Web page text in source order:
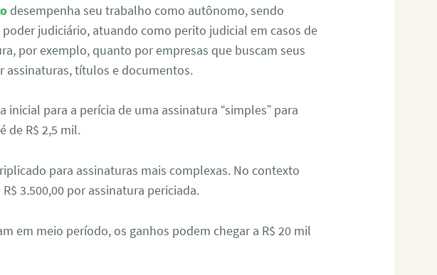
desempenha seu trabalho como autônomo, sendo
judiciário, atuando como perito judicial em casos de
por exemplo, quanto por empresas que buscam seus
assinaturas, títulos e documentos.
inicial para a perícia de uma assinatura “simples” para
de R$ 2,5 mil.
para assinaturas mais complexas. No contexto
3.500,00 por assinatura periciada.
em meio período, os ganhos podem chegar a R$ 20 mil